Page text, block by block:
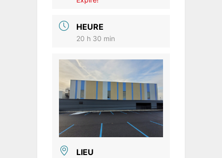
HEURE
20 h 30 min
LIEU